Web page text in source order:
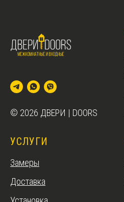
© 2026 ДВЕРИ | DOORS
УСЛУГИ
Замеры
Доставка